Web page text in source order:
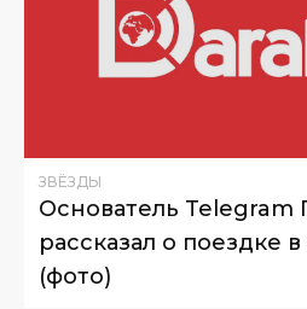
ЗВЁЗДЫ
Основатель Telegram
рассказал о поездке
(фото)